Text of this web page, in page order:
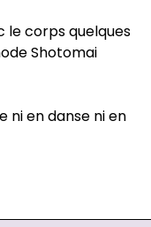
le corps quelques
Shotomai
ni en danse ni en